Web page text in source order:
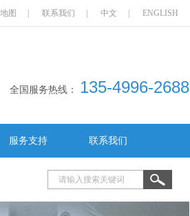
图 联系我们 中文 ENGLISH
全国服务热线： 135-4996-2688
服务支持 联系我们